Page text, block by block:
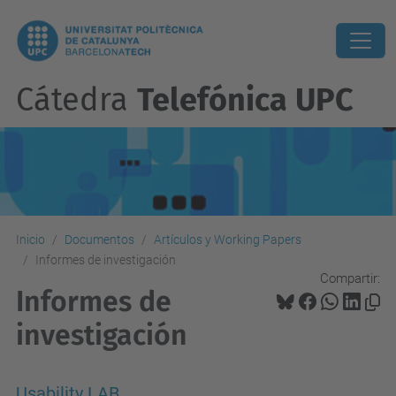
Cátedra Telefónica UPC
Inicio Documentos
Artículos y Working Papers
Informes de investigación
Compartir:
Informes de
investigación